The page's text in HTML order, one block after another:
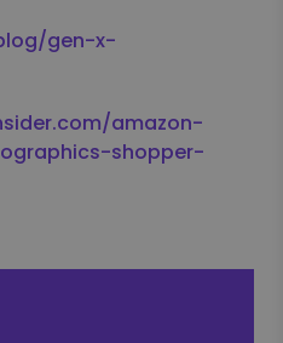
gen-x-
amazon-
shopper-